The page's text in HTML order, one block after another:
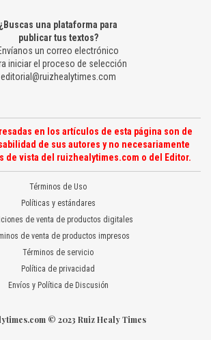
¿Buscas una plataforma para
publicar tus textos?
un correo electrónico
iniciar el proceso de selección
editorial@ruizhealytimes.com
en los artículos de esta página son de
de sus autores y no necesariamente
de vista del ruizhealytimes.com o del Editor.
Términos de Uso
Políticas y estándares
de venta de productos digitales
de venta de productos impresos
Términos de servicio
Política de privacidad
Envíos y Política de Discusión
© 2023 Ruiz Healy Times